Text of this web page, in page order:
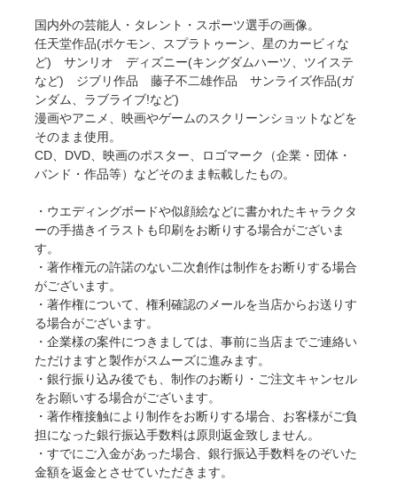
国内外の芸能人・タレント・スポーツ選手の画像。
任天堂作品(ポケモン、スプラトゥーン、星のカービィな
ど) サンリオ ディズニー(キングダムハーツ、ツイステ
など) ジブリ作品 藤子不二雄作品 サンライズ作品(ガ
ンダム、ラブライブ!など)
漫画やアニメ、映画やゲームのスクリーンショットなどを
そのまま使用。
CD、DVD、映画のポスター、ロゴマーク（企業・団体・
バンド・作品等）などそのまま転載したもの。
・ウエディングボードや似顔絵などに書かれたキャラクタ
ーの手描きイラストも印刷をお断りする場合がございま
す。
・著作権元の許諾のない二次創作は制作をお断りする場合
がございます。
・著作権について、権利確認のメールを当店からお送りす
る場合がございます。
・企業様の案件につきましては、事前に当店までご連絡い
ただけますと製作がスムーズに進みます。
・銀行振り込み後でも、制作のお断り・ご注文キャンセル
をお願いする場合がございます。
・著作権接触により制作をお断りする場合、お客様がご負
担になった銀行振込手数料は原則返金致しません。
・すでにご入金があった場合、銀行振込手数料をのぞいた
金額を返金とさせていただきます。